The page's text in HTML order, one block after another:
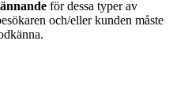
för dessa typer av
och/eller kunden måste